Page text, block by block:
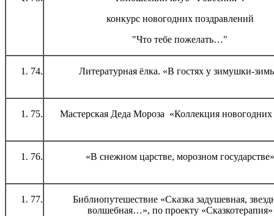
конкурс новогодних поздравлений
"Что тебе пожелать…"
74. Литературная ёлка. «В гостях у зимушки-
75. Мастерская Деда Мороза «Коллекция
76. «В снежном царстве, морозном государстве»
77.
Библиопутешествие «Сказка задушевная,
волшебная…», по проекту «Сказкотерапия»